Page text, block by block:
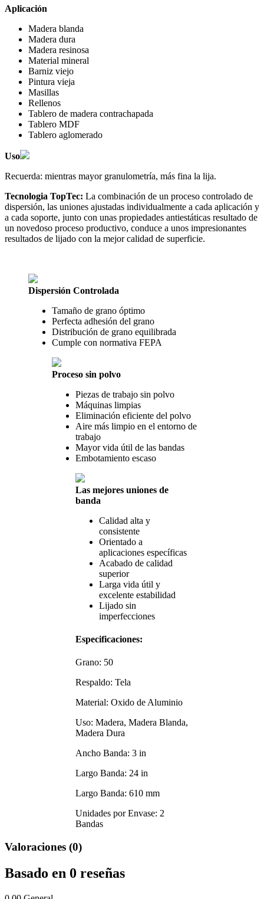
Aplicación
Madera blanda
Madera dura
Madera resinosa
Material mineral
Barniz viejo
Pintura vieja
Masillas
Rellenos
Tablero de madera contrachapada
Tablero MDF
Tablero aglomerado
Uso
Recuerda: mientras mayor granulometría, más fina la lija.
Tecnologia TopTec: La combinación de un proceso controlado de
dispersión, las uniones ajustadas individualmente a cada aplicación y
a cada soporte, junto con unas propiedades antiestáticas resultado de
un novedoso proceso productivo, conduce a unos impresionantes
resultados de lijado con la mejor calidad de superficie.
Dispersión Controlada
Tamaño de grano óptimo
Perfecta adhesión del grano
Distribución de grano equilibrada
Cumple con normativa FEPA
Proceso sin polvo
Piezas de trabajo sin polvo
Máquinas limpias
Eliminación eficiente del polvo
Aire más limpio en el entorno de
trabajo
Mayor vida útil de las bandas
Embotamiento escaso
Las mejores uniones de
banda
Calidad alta y
consistente
Orientado a
aplicaciones específicas
Acabado de calidad
superior
Larga vida útil y
excelente estabilidad
Lijado sin
imperfecciones
Especificaciones:
Grano: 50
Respaldo: Tela
Material: Oxido de Aluminio
Uso: Madera, Madera Blanda,
Madera Dura
Ancho Banda: 3 in
Largo Banda: 24 in
Largo Banda: 610 mm
Unidades por Envase: 2
Bandas
Valoraciones (0)
Basado en 0 reseñas